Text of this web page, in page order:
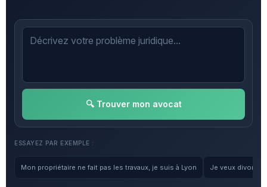
🔍 Trouver mon avocat
ESSAYEZ PAR EXEMPLE :
Mon propriétaire ne fait pas les travaux, je suis à Lyon Je veux